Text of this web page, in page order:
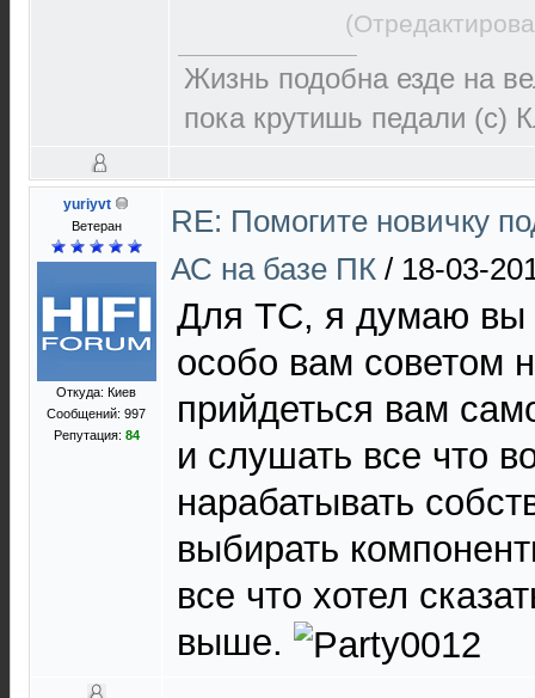
Жизнь подобна езде на
пока крутишь педали (с)
yuriyvt
Ветеран
Откуда: Киев
Сообщений: 997
Репутация: 84
RE: Помогите новичку
АС на базе ПК / 18-03-
Для ТС, я думаю вы
особо вам советом
прийдеться вам
и слушать все что
нарабатывать
выбирать
все что хотел
выше.